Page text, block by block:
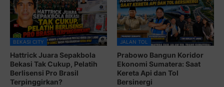
BEKASI CITY
Hattrick Juara Sepakbola
Bekasi Tak Cukup, Pelatih
Berlisensi Pro Brasil
Terpinggirkan?
JALAN TOL
Prabowo Bangun Koridor
Ekonomi Sumatera: Saat
Kereta Api dan Tol
Bersinergi